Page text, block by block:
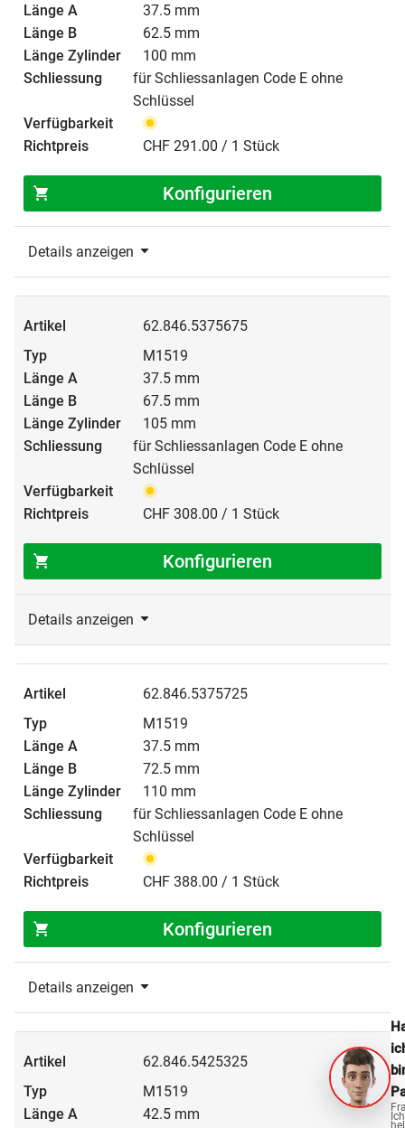
37.5 mm
62.5 mm
100 mm
für Schliessanlagen Code E ohne
Schlüssel
CHF 291.00 / 1 Stück
Konfigurieren
Details anzeigen
62.846.5375675
M1519
37.5 mm
67.5 mm
105 mm
für Schliessanlagen Code E ohne
Schlüssel
CHF 308.00 / 1 Stück
Konfigurieren
Details anzeigen
62.846.5375725
M1519
37.5 mm
72.5 mm
110 mm
für Schliessanlagen Code E ohne
Schlüssel
CHF 388.00 / 1 Stück
Konfigurieren
Details anzeigen
62.846.5425325
M1519
42.5 mm
Ich